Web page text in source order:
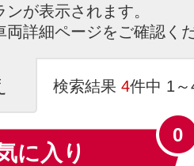
が表示されます。
両詳細ページをご確認く
検索結果 4件中 1
に入り
0